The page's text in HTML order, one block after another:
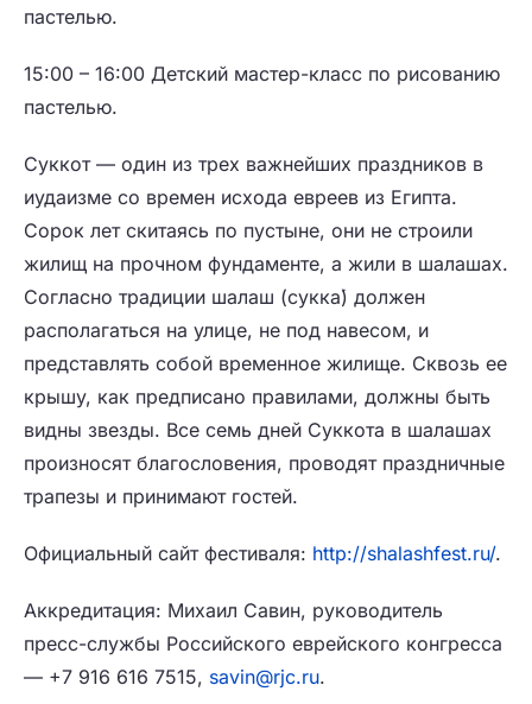
пастелью.
15:00 – 16:00 Детский мастер-класс по рисованию
пастелью.
Суккот — один из трех важнейших праздников в
иудаизме со времен исхода евреев из Египта.
Сорок лет скитаясь по пустыне, они не строили
жилищ на прочном фундаменте, а жили в шалашах.
Согласно традиции шалаш (сукка́) должен
располагаться на улице, не под навесом, и
представлять собой временное жилище. Сквозь ее
крышу, как предписано правилами, должны быть
видны звезды. Все семь дней Суккота в шалашах
произносят благословения, проводят праздничные
трапезы и принимают гостей.
Официальный сайт фестиваля: http://shalashfest.ru/.
Аккредитация: Михаил Савин, руководитель
пресс-службы Российского еврейского конгресса
— +7 916 616 7515, savin@rjc.ru.